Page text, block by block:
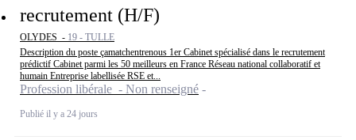
recrutement (H/F)
OLYDES - 19 - TULLE
Description du poste çamatchentrenous 1er Cabinet spécialisé dans le recrutement
prédictif Cabinet parmi les 50 meilleurs en France Réseau national collaboratif et
humain Entreprise labellisée RSE et...
Profession libérale - Non renseigné
Publié il y a 24 jours